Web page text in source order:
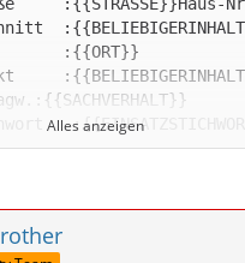
Alles anzeigen